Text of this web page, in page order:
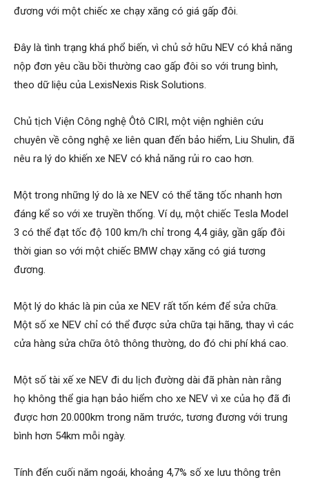
đương với một chiếc xe chạy xăng có giá gấp đôi.
Đây là tình trạng khá phổ biến, vì chủ sở hữu NEV có khả năng
nộp đơn yêu cầu bồi thường cao gấp đôi so với trung bình,
theo dữ liệu của LexisNexis Risk Solutions.
Chủ tịch Viện Công nghệ Ôtô CIRI, một viện nghiên cứu
chuyên về công nghệ xe liên quan đến bảo hiểm, Liu Shulin, đã
nêu ra lý do khiến xe NEV có khả năng rủi ro cao hơn.
Một trong những lý do là xe NEV có thể tăng tốc nhanh hơn
đáng kể so với xe truyền thống. Ví dụ, một chiếc Tesla Model
3 có thể đạt tốc độ 100 km/h chỉ trong 4,4 giây, gần gấp đôi
thời gian so với một chiếc BMW chạy xăng có giá tương
đương.
Một lý do khác là pin của xe NEV rất tốn kém để sửa chữa.
Một số xe NEV chỉ có thể được sửa chữa tại hãng, thay vì các
cửa hàng sửa chữa ôtô thông thường, do đó chi phí khá cao.
Một số tài xế xe NEV đi du lịch đường dài đã phàn nàn rằng
họ không thể gia hạn bảo hiểm cho xe NEV vì xe của họ đã đi
được hơn 20.000km trong năm trước, tương đương với trung
bình hơn 54km mỗi ngày.
Tính đến cuối năm ngoái, khoảng 4,7% số xe lưu thông trên